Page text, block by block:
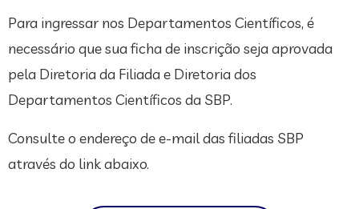
Para ingressar nos Departamentos Científicos, é
necessário que sua ficha de inscrição seja aprovada
pela Diretoria da Filiada e Diretoria dos
Departamentos Científicos da SBP.
Consulte o endereço de e-mail das filiadas SBP
através do link abaixo.